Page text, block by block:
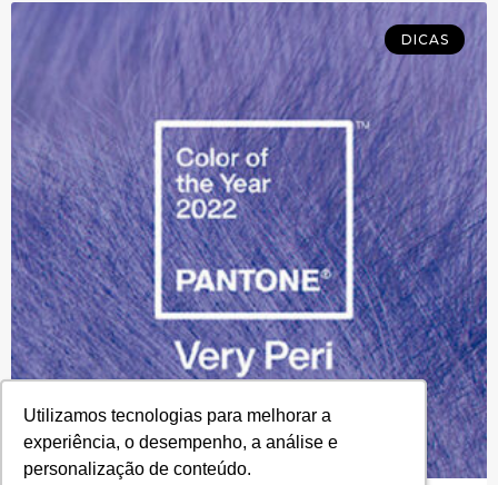
Utilizamos tecnologias para melhorar a
experiência, o desempenho, a análise e
personalização de conteúdo.
Utilizamos tecnologias para melhorar a
experiência, o desempenho, a análise e
personalização de conteúdo.
DICAS